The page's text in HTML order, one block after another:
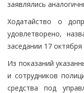
заявлялись
Ходатайство о
удовлетворено,
заседании 17 октября
Из показаний
и сотрудников
средства под